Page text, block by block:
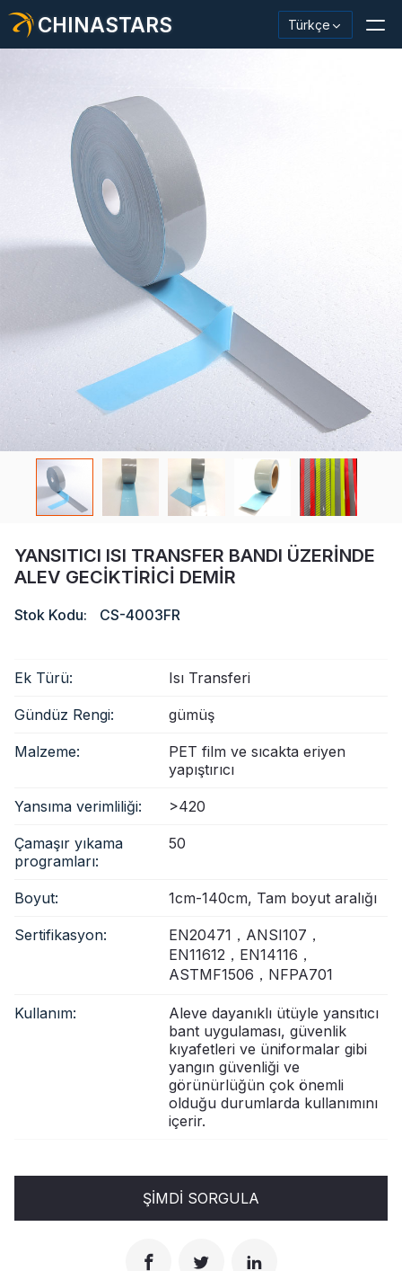
CHINASTARS Türkçe
Yansıtıcı Malzeme / Bant
Moda Yansıtıcı Kumaş
Güvenlik Kıyafetleri
Karanlıkta Parlayan Malzeme
Endüstriyel Yıkama Trimi
CHINASTARS Hakkında
Sertifika
Katalog
Video
YANSITICI ISI TRANSFER BANDI ÜZERINDE
ALEV GECIKTIRICI DEMIR
Stok Kodu: CS-4003FR
Ek Türü: Isı Transferi
Gündüz Rengi: gümüş
Malzeme:
PET film ve sıcakta eriyen
yapıştırıcı
Yansıma verimliliği: >420
Çamaşır yıkama
programları:
50
Boyut: 1cm-140cm, Tam boyut aralığı
Sertifikasyon:
EN20471，ANSI107，
EN11612，EN14116，
ASTMF1506，NFPA701
Kullanım:
Aleve dayanıklı ütüyle yansıtıcı
bant uygulaması, güvenlik
kıyafetleri ve üniformalar gibi
yangın güvenliği ve
görünürlüğün çok önemli
olduğu durumlarda kullanımını
içerir.
ŞIMDI SORGULA